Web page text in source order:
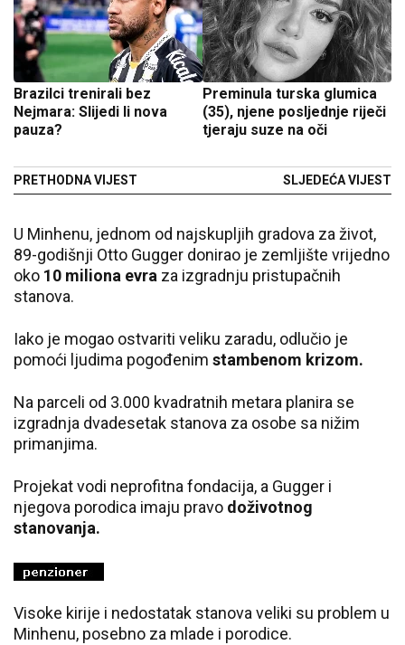
Brazilci trenirali bez
Nejmara: Slijedi li nova
pauza?
PRETHODNA VIJEST
Preminula turska glumica
(35), njene posljednje riječi
tjeraju suze na oči
SLJEDEĆA VIJEST
U Minhenu, jednom od najskupljih gradova za život,
89-godišnji Otto Gugger donirao je zemljište vrijedno
oko 10 miliona evra za izgradnju pristupačnih
stanova.
Iako je mogao ostvariti veliku zaradu, odlučio je
pomoći ljudima pogođenim stambenom krizom.
Na parceli od 3.000 kvadratnih metara planira se
izgradnja dvadesetak stanova za osobe sa nižim
primanjima.
Projekat vodi neprofitna fondacija, a Gugger i
njegova porodica imaju pravo doživotnog
stanovanja.
Visoke kirije i nedostatak stanova veliki su problem u
Minhenu, posebno za mlade i porodice.